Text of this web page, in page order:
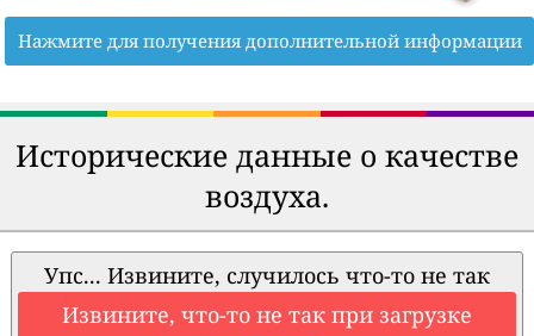
Нажмите для получения дополнительной информации
Исторические данные о качестве
воздуха.
Упс... Извините, случилось что-то не так
Извините, что-то не так при загрузке